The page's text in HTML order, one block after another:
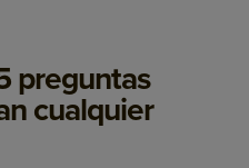
preguntas
cualquier